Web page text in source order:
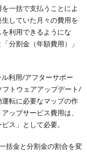
一括で支払うことによ
していた月々の費用を
利用できるようにな
分割金（年額費用）」
利用/アフターサポー
トウェアアップデート/
転に必要なマップの作
ップサービス費用は、
ス」として必要。
括金と分割金の割合を変